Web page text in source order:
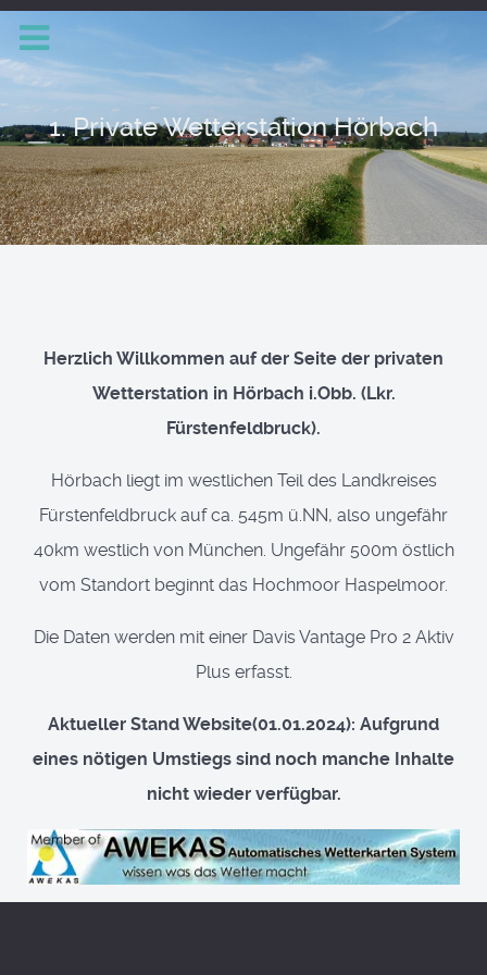
1. Private Wetterstation Hörbach
Herzlich Willkommen auf der Seite der privaten
Wetterstation in Hörbach i.Obb. (Lkr.
Fürstenfeldbruck).
Hörbach liegt im westlichen Teil des Landkreises
Fürstenfeldbruck auf ca. 545m ü.NN, also ungefähr
40km westlich von München. Ungefähr 500m östlich
vom Standort beginnt das Hochmoor Haspelmoor.
Die Daten werden mit einer Davis Vantage Pro 2 Aktiv
Plus erfasst.
Aktueller Stand Website(01.01.2024): Aufgrund
eines nötigen Umstiegs sind noch manche Inhalte
nicht wieder verfügbar.